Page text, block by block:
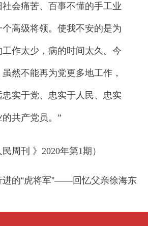
会痛苦、百事不懂的手工业
高级将领。使我不安的是为
作太少，病的时间太久。今
然不能再为党更多地工作，
实于党、忠实于人民、忠实
共产党员。”
刊 》2020年第1期）
进的“虎将军”——回忆父亲徐海东